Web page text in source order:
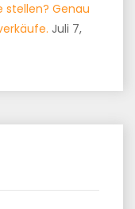
stellen? Genau
Juli 7,